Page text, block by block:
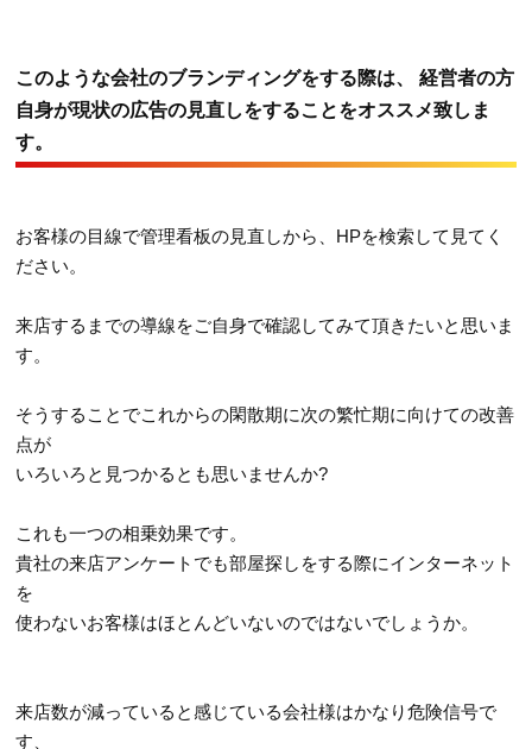
このような会社のブランディングをする際は、 経営者の方
自身が現状の広告の見直しをすることをオススメ致しま
す。
お客様の目線で管理看板の見直しから、HPを検索して見てく
ださい。
来店するまでの導線をご自身で確認してみて頂きたいと思いま
す。
そうすることでこれからの閑散期に次の繁忙期に向けての改善
点が
いろいろと見つかるとも思いませんか?
これも一つの相乗効果です。
貴社の来店アンケートでも部屋探しをする際にインターネット
を
使わないお客様はほとんどいないのではないでしょうか。
来店数が減っていると感じている会社様はかなり危険信号で
す、